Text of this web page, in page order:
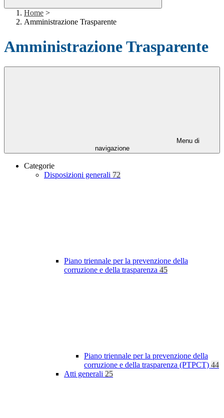
Home >
Amministrazione Trasparente
Amministrazione Trasparente
Menu di
navigazione
Categorie
Disposizioni generali 72
Piano triennale per la prevenzione della
corruzione e della trasparenza 45
Piano triennale per la prevenzione della
corruzione e della trasparenza (PTPCT) 44
Atti generali 25